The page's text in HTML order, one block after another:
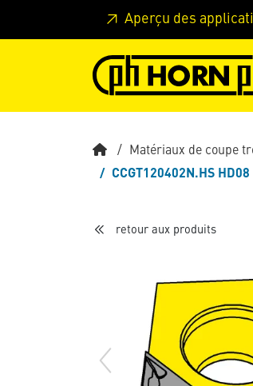
Skip to main content Passer à l'en-
Aperçu des
Matériaux de coupe
CCGT120402N.HS HD08
retour aux produits